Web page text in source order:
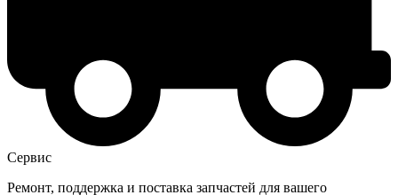
Сервис
Ремонт, поддержка и поставка запчастей для вашего